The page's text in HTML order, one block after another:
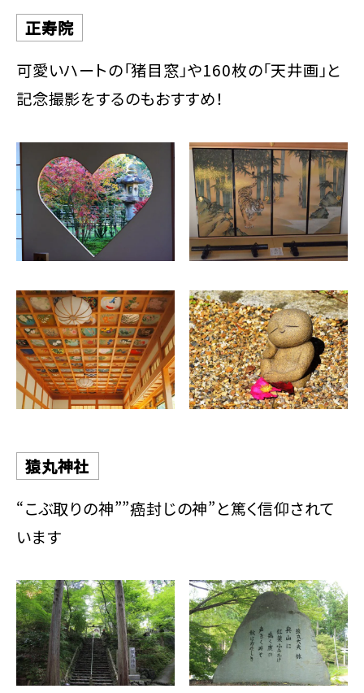
正寿院
可愛いハートの「猪目窓」や160枚の「天井画」と
記念撮影をするのもおすすめ！
猿丸神社
“こぶ取りの神””癌封じの神”と篤く信仰されて
います